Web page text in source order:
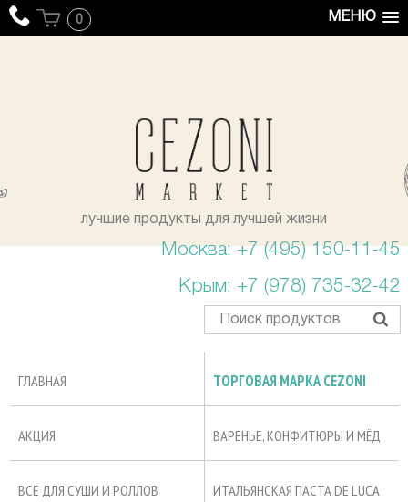
МЕНЮ
0
лучшие продукты для лучшей жизни
Москва: +7 (495) 150-11-45
Крым: +7 (978) 735-32-42
ГЛАВНАЯ ТОРГОВАЯ МАРКА CEZONI
АКЦИЯ ВАРЕНЬЕ, КОНФИТЮРЫ И МЁД
ВСЕ ДЛЯ СУШИ И РОЛЛОВ ИТАЛЬЯНСКАЯ ПАСТА DE LUCA